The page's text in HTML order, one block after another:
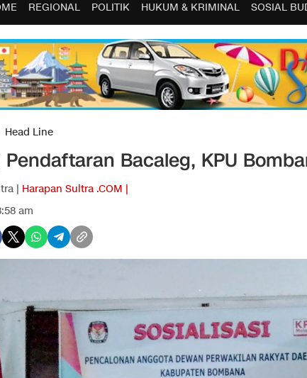
REGIONAL POLITIK HUKUM & KRIMINAL SOSIAL
Head Line
Bacaleg, KPU
| Harapan Sultra .COM |
am